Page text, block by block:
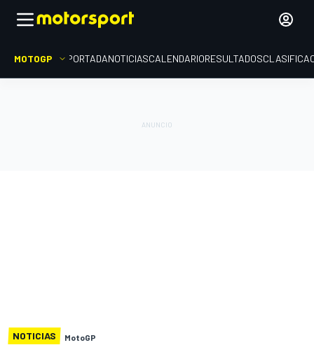
MOTOGP PORTADANOTICIASCALENDARIORESULTADOS
NOTICIAS MotoGP